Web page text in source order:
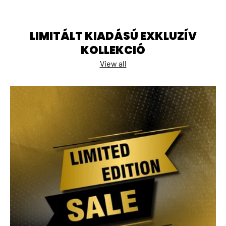
LIMITÁLT KIADÁSÚ EXKLUZÍV
KOLLEKCIÓ
View all